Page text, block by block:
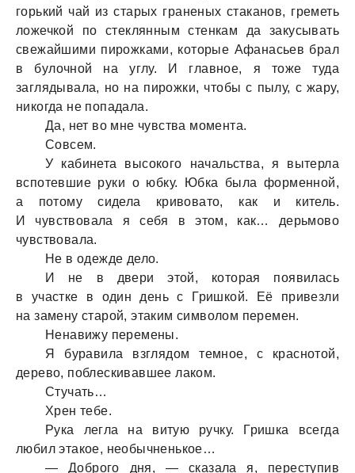
горький чай из старых граненых стаканов, греметь
ложечкой по стеклянным стенкам да закусывать
свежайшими пирожками, которые Афанасьев брал
в булочной на углу. И главное, я тоже туда
заглядывала, но на пирожки, чтобы с пылу, с жару,
никогда не попадала.
Да, нет во мне чувства момента.
Совсем.
У кабинета высокого начальства, я вытерла
вспотевшие руки о юбку. Юбка была форменной,
а потому сидела кривовато, как и китель.
И чувствовала я себя в этом, как… дерьмово
чувствовала.
Не в одежде дело.
И не в двери этой, которая появилась
в участке в один день с Гришкой. Её привезли
на замену старой, этаким символом перемен.
Ненавижу перемены.
Я буравила взглядом темное, с краснотой,
дерево, поблескивавшее лаком.
Стучать…
Хрен тебе.
Рука легла на витую ручку. Гришка всегда
любил этакое, необычненькое…
— Доброго дня, — сказала я, переступив